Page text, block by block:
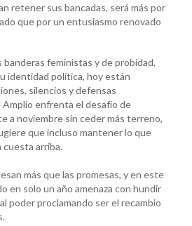
retener sus bancadas, será más por
que por un entusiasmo renovado
banderas feministas y de probidad,
identidad política, hoy están
silencios y defensas
enfrenta el desafío de
a noviembre sin ceder más terreno,
que incluso mantener lo que
arriba.
más que las promesas, y en este
en solo un año amenaza con hundir
poder proclamando ser el recambio